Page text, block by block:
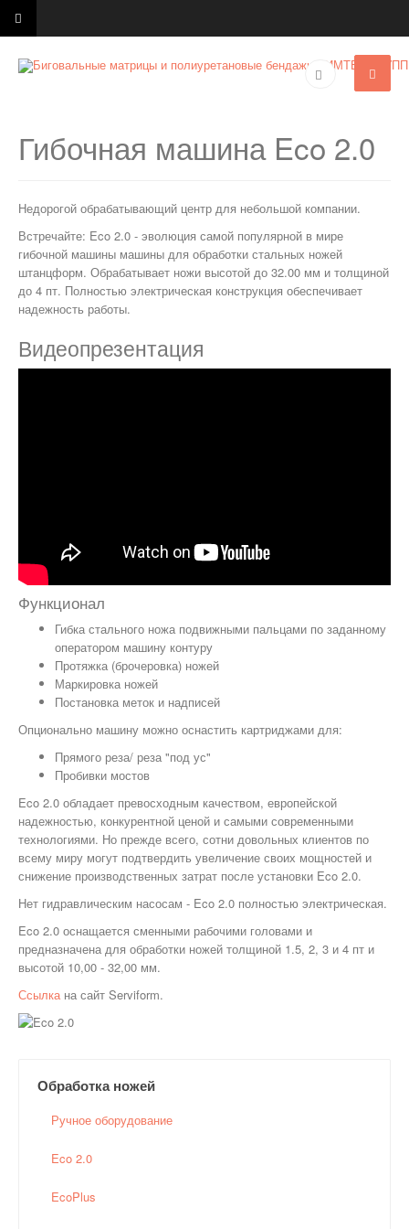
Гибочная машина Eco 2.0
Недорогой обрабатывающий центр для небольшой компании.
Встречайте: Eco 2.0 - эволюция самой популярной в мире
гибочной машины машины для обработки стальных ножей
штанцформ. Обрабатывает ножи высотой до 32.00 мм и толщиной
до 4 пт. Полностью электрическая конструкция обеспечивает
надежность работы.
Видеопрезентация
Функционал
Гибка стального ножа подвижными пальцами по заданному
оператором машину контуру
Протяжка (брочеровка) ножей
Маркировка ножей
Постановка меток и надписей
Опционально машину можно оснастить картриджами для:
Прямого реза/ реза "под ус"
Пробивки мостов
Eco 2.0 обладает превосходным качеством, европейской
надежностью, конкурентной ценой и самыми современными
технологиями. Но прежде всего, сотни довольных клиентов по
всему миру могут подтвердить увеличение своих мощностей и
снижение производственных затрат после установки Eco 2.0.
Нет гидравлическим насосам - Eco 2.0 полностью электрическая.
Eco 2.0 оснащается сменными рабочими головами и
предназначена для обработки ножей толщиной 1.5, 2, 3 и 4 пт и
высотой 10,00 - 32,00 мм.
Ссылка на сайт Serviform.
Обработка ножей
Ручное оборудование
Eco 2.0
EcoPlus